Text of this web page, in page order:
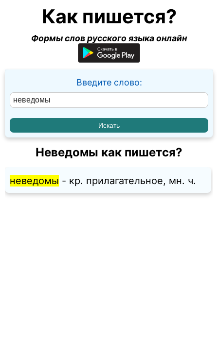
Как пишется?
Формы слов русского языка онлайн
Введите слово:
Неведомы как пишется?
неведомы - кр. прилагательное, мн. ч.